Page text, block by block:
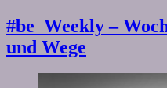
#be_Weekly –
und Wege